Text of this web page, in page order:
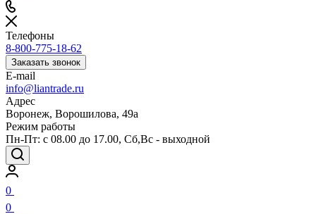
Телефоны
8-800-775-18-62
Заказать звонок
E-mail
info@liantrade.ru
Адрес
Воронеж, Ворошилова, 49а
Режим работы
Пн-Пт: c 08.00 до 17.00, Cб,Вс - выходной
0
0